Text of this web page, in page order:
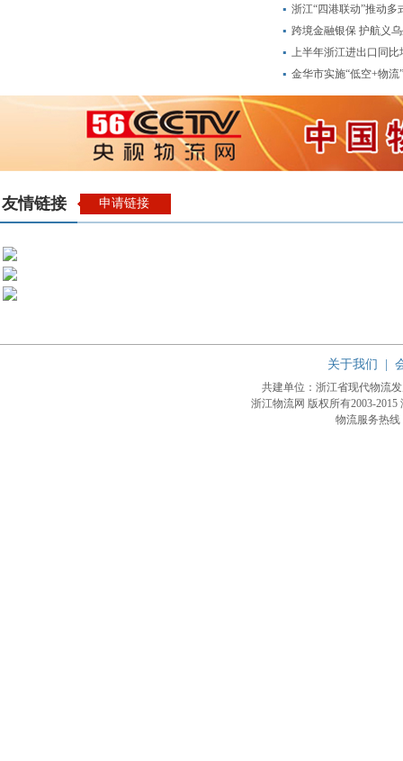
浙江“四港联动”推动多
跨境金融银保 护航义
上半年浙江进出口同比
金华市实施“低空+物
友情链接 申请链接
关于我们
共建单位：浙江省现代物流
浙江物流网 版权所有2003-2015
物流服务热线